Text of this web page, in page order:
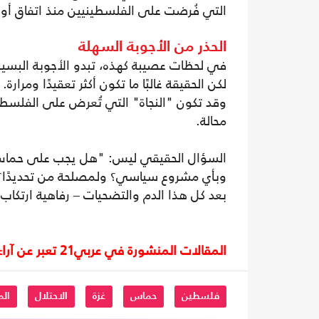
التي فُرضت على الفلسطينيين منذ اتفاق
الحذر من الأجوبة السهلة
في لحظات عصيبة كهذه، تبدو الأجوبة
لكن الحقيقة غالبًا ما تكون أكثر تعقيدًا
وقد تكون "النجاة" التي تُعرض على
محالة.
السؤال الحقيقي ليس: "هل يجب على
وبأي مشروع سياسي؟ ولمصلحة من
بعد كل هذا الدم والتضحيات – رفاهية
المقالات المنشورة في عربي21 تعبر عن آراء أصحابها ولا تعبر عن رأي أو موقف الصحيفة.
فلسطين حماس غزة الاحتلال